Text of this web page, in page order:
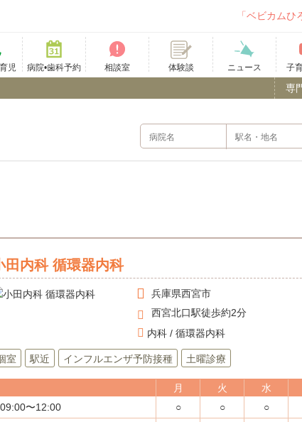
「ベビカムひ
児 病院•歯科予約 相談室 体験談 ニュース 子
専
田内科 循環器内科
兵庫県西宮市
西宮北口駅徒歩約2分
内科 / 循環器内科
室 駅近 インフルエンザ予防接種 土曜診療
月 火 水
09:00〜12:00
○ ○ ○